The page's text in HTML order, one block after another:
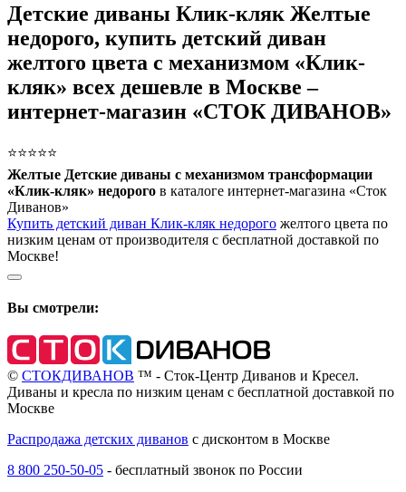
Детские диваны Клик-кляк Желтые
недорого, купить детский диван
желтого цвета с механизмом «Клик-
кляк» всех дешевле в Москве –
интернет-магазин «СТОК ДИВАНОВ»
⭐⭐⭐⭐⭐
Желтые Детские диваны с механизмом трансформации
«Клик-кляк» недорого в каталоге интернет-магазина «Сток
Диванов»
Купить детский диван Клик-кляк недорого желтого цвета по
низким ценам от производителя с бесплатной доставкой по
Москве!
Вы смотрели:
© СТОКДИВАНОВ ™ - Сток-Центр Диванов и Кресел.
Диваны и кресла по низким ценам с бесплатной доставкой по
Москве
Распродажа детских диванов с дисконтом в Москве
8 800 250-50-05 - бесплатный звонок по России